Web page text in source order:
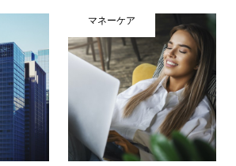
マネーケア